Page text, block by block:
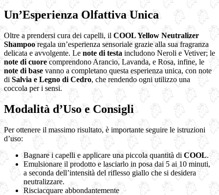
Un’Esperienza Olfattiva Unica
Oltre a prendersi cura dei capelli, il COOL Yellow Neutralizer
Shampooregala un’esperienza sensoriale grazie alla sua fragranza
delicata e avvolgente. Lenote di testa includono Neroli e Vetiver; le
note di cuorecomprendono Arancio, Lavanda, e Rosa, infine, le
note di base vanno a completano questa esperienza unica, con note
diSalvia e Legno di Cedro, che rendendo ogni utilizzo una
coccola per i sensi.
Modalità d’Uso e Consigli
Per ottenere il massimo risultato, è importante seguire le istruzioni
d’uso:
Bagnare i capelli e applicare una piccola quantità di COOL.
Emulsionare il prodotto e lasciarlo in posa dai 5 ai 10 minuti,
a seconda dell’intensità del riflesso giallo che si desidera
neutralizzare.
Risciacquare abbondantemente